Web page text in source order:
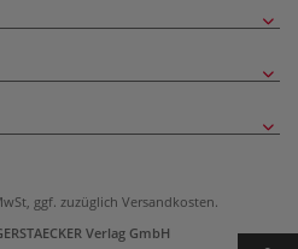
ggf. zuzüglich Versandkosten.
Verlag GmbH